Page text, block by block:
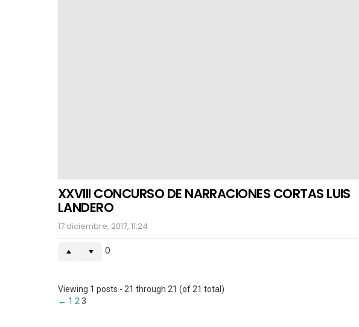
XXVIII CONCURSO DE NARRACIONES CORTAS LUIS
LANDERO
17 diciembre, 2017, 11:24
0
Viewing 1 posts - 21 through 21 (of 21 total)
← 1 23